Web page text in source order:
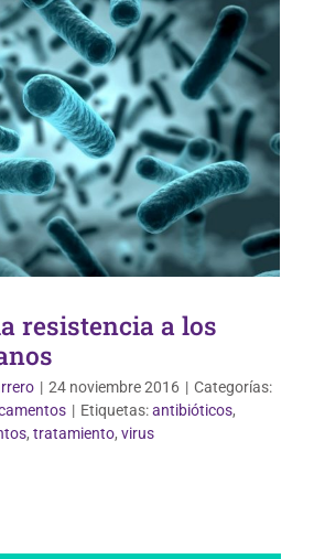
resistencia a los
| 24 noviembre 2016 | Categorías:
| Etiquetas:antibióticos,
, tratamiento, virus